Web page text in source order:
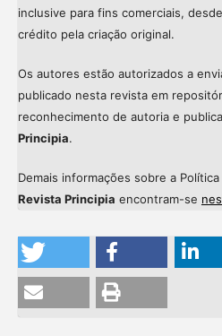
inclusive para fins comerciais,
crédito pela criação original.
Os autores estão autorizados a
publicado nesta revista em
reconhecimento de autoria e
Principia.
Demais informações sobre a
Revista Principia encontram-se